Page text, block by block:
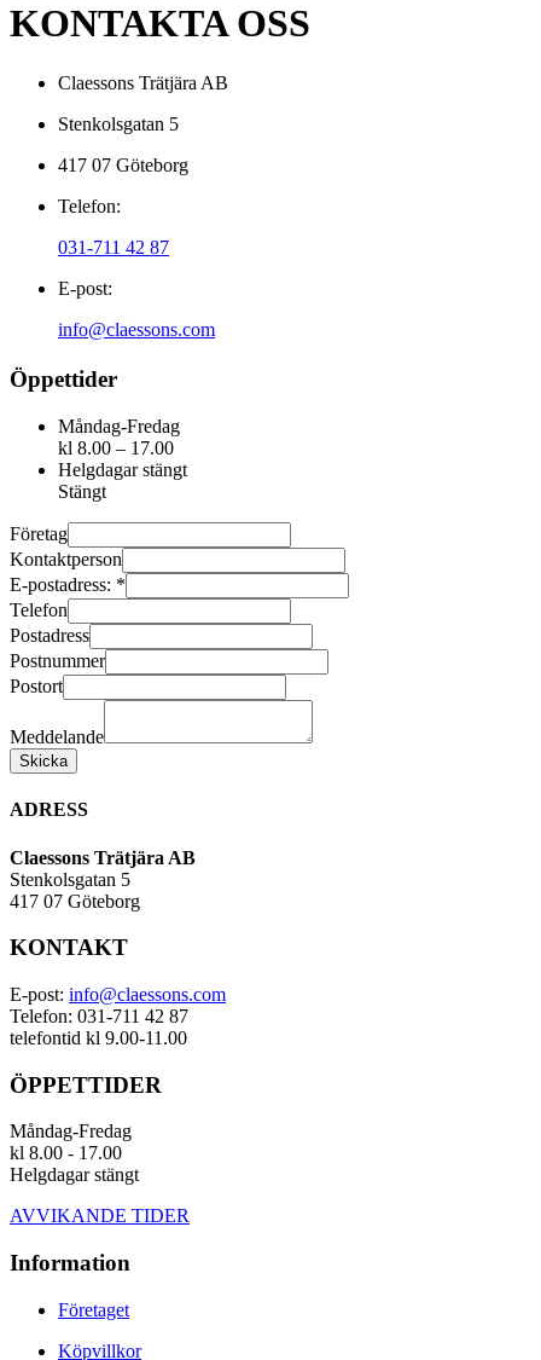
KONTAKTA OSS
Claessons Trätjära AB
Stenkolsgatan 5
417 07 Göteborg
Telefon:
031-711 42 87
E-post:
info@claessons.com
Öppettider
Måndag-Fredag
kl 8.00 – 17.00
Helgdagar stängt
Stängt
Företag
Kontaktperson
E-postadress: *
Telefon
Postadress
Postnummer
Postort
Meddelande
Skicka
ADRESS
Claessons Trätjära AB
Stenkolsgatan 5
417 07 Göteborg
KONTAKT
E-post: info@claessons.com
Telefon: 031-711 42 87
telefontid kl 9.00-11.00
ÖPPETTIDER
Måndag-Fredag
kl 8.00 - 17.00
Helgdagar stängt
AVVIKANDE TIDER
Information
Företaget
Köpvillkor